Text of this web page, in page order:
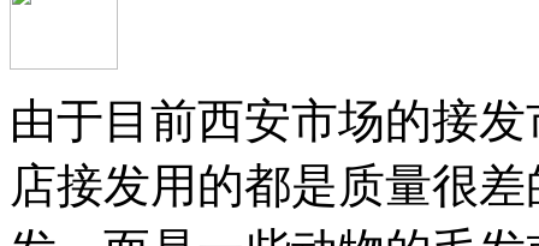
由于目前西安市场的接
店接发用的都是质量很